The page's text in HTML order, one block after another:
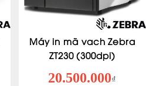
Máy in mã vach Zebra
ZT230 (300dpi)
20.500.000₫